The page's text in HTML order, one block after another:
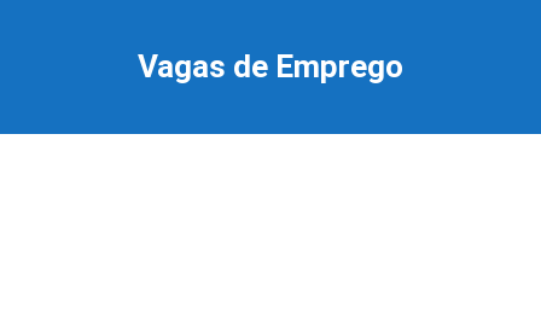
Vagas de Emprego